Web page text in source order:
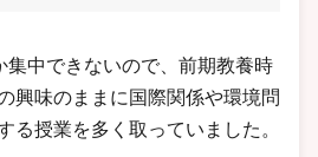
中できないので、前期教養時
興味のままに国際関係や環境問
る授業を多く取っていました。